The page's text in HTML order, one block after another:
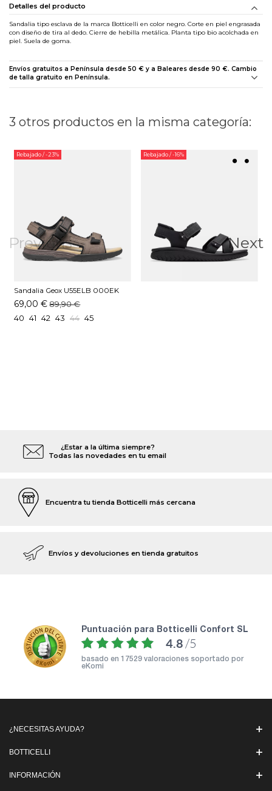
Detalles del producto
Sandalia tipo esclava de la marca Botticelli en color negro. Corte en piel engrasada
con diseño de tira al dedo. Cierre de hebilla metálica. Planta tipo bio acolchada en
piel. Suela de goma.
Envíos gratuitos a Península desde 50 € y a Baleares desde 90 €. Cambio
de talla gratuito en Península.
3 otros productos en la misma categoría:
Previous
Rebajado/ -23%
Sandalia Geox U55ELB 000EK
C1381 Gris
69,00 € 89,90 €
40 41 42 43 44 45
Rebajado/ -16%
Next
¿Estar a la última siempre?
Todas las novedades en tu email
Encuentra tu tienda Botticelli más cercana
Envíos y devoluciones en tienda gratuitos
puntuación para Botticelli Confort SL
4.8 /5
basado en 17529 valoraciones soportado por
eKomi
¿NECESITAS AYUDA?
BOTTICELLI
INFORMACIÓN